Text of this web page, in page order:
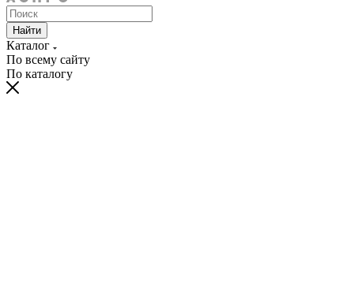
Найти
Каталог
По всему сайту
По каталогу